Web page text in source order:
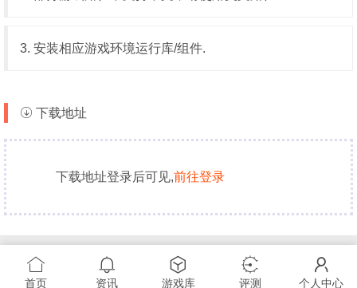
3. 安装相应游戏环境运行库/组件.
下载地址
下载地址登录后可见,前往登录
首页 资讯 游戏库 评测 个人中心